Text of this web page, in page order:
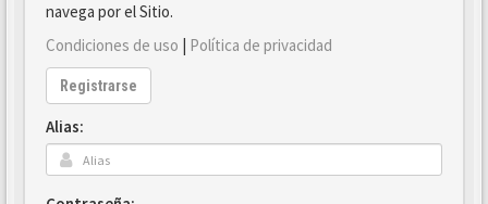
navega por el Sitio.
Condiciones de uso | Política de privacidad
Registrarse
Alias: